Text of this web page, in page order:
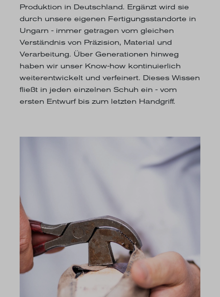
Produktion in Deutschland. Ergänzt wird sie
durch unsere eigenen Fertigungsstandorte in
Ungarn - immer getragen vom gleichen
Verständnis von Präzision, Material und
Verarbeitung. Über Generationen hinweg
haben wir unser Know-how kontinuierlich
weiterentwickelt und verfeinert. Dieses Wissen
fließt in jeden einzelnen Schuh ein - vom
ersten Entwurf bis zum letzten Handgriff.